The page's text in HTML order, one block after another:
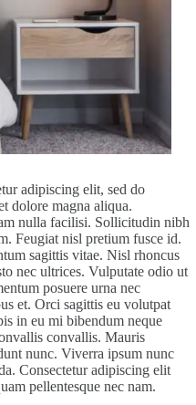
adipiscing elit, sed do
dolore magna aliqua.
nulla facilisi. Sollicitudin nibh
Feugiat nisl pretium fusce id.
sagittis vitae. Nisl rhoncus
nec ultrices. Vulputate odio ut
posuere urna nec
et. Orci sagittis eu volutpat
in eu mi bibendum neque
convallis. Mauris
nunc. Viverra ipsum nunc
Consectetur adipiscing elit
pellentesque nec nam.